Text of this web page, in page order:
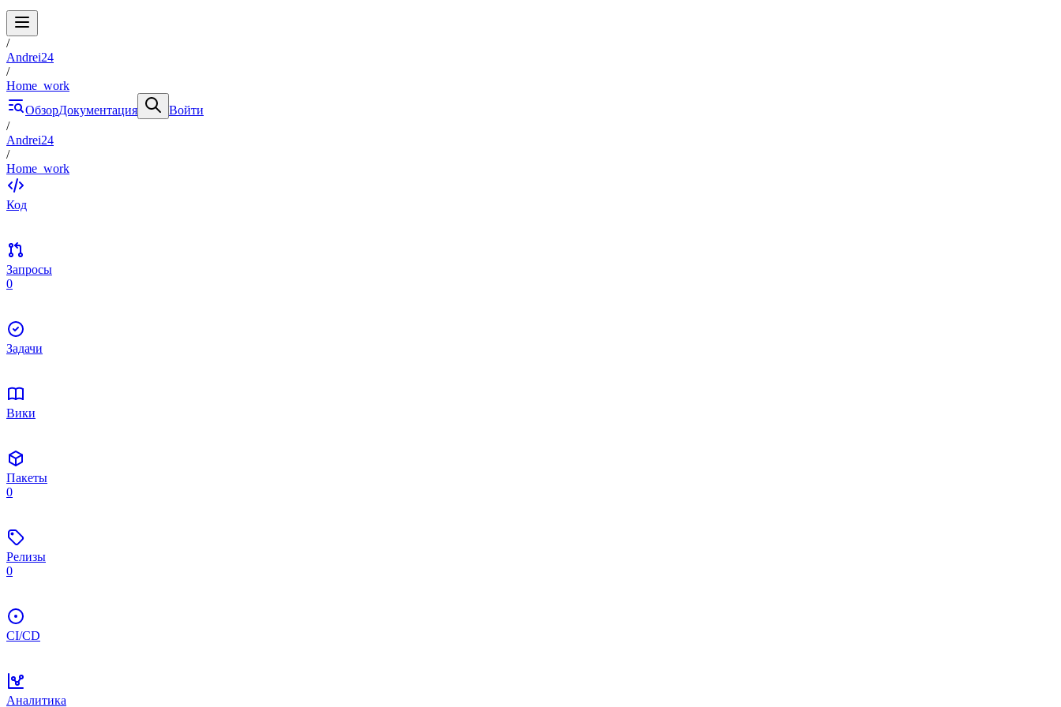
/
Andrei24
/
Home_work
ОбзорДокументация
Войти
/
Andrei24
/
Home_work
Код
Запросы
0
Задачи
Вики
Пакеты
0
Релизы
0
CI/CD
Аналитика